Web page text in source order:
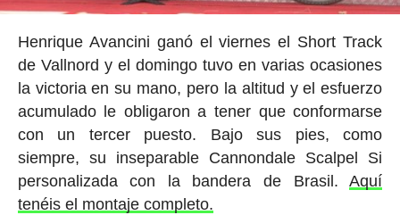
Henrique Avancini ganó el viernes el Short Track
de Vallnord y el domingo tuvo en varias ocasiones
la victoria en su mano, pero la altitud y el esfuerzo
acumulado le obligaron a tener que conformarse
con un tercer puesto. Bajo sus pies, como
siempre, su inseparable Cannondale Scalpel Si
personalizada con la bandera de Brasil.Aquí
tenéis el montaje completo.